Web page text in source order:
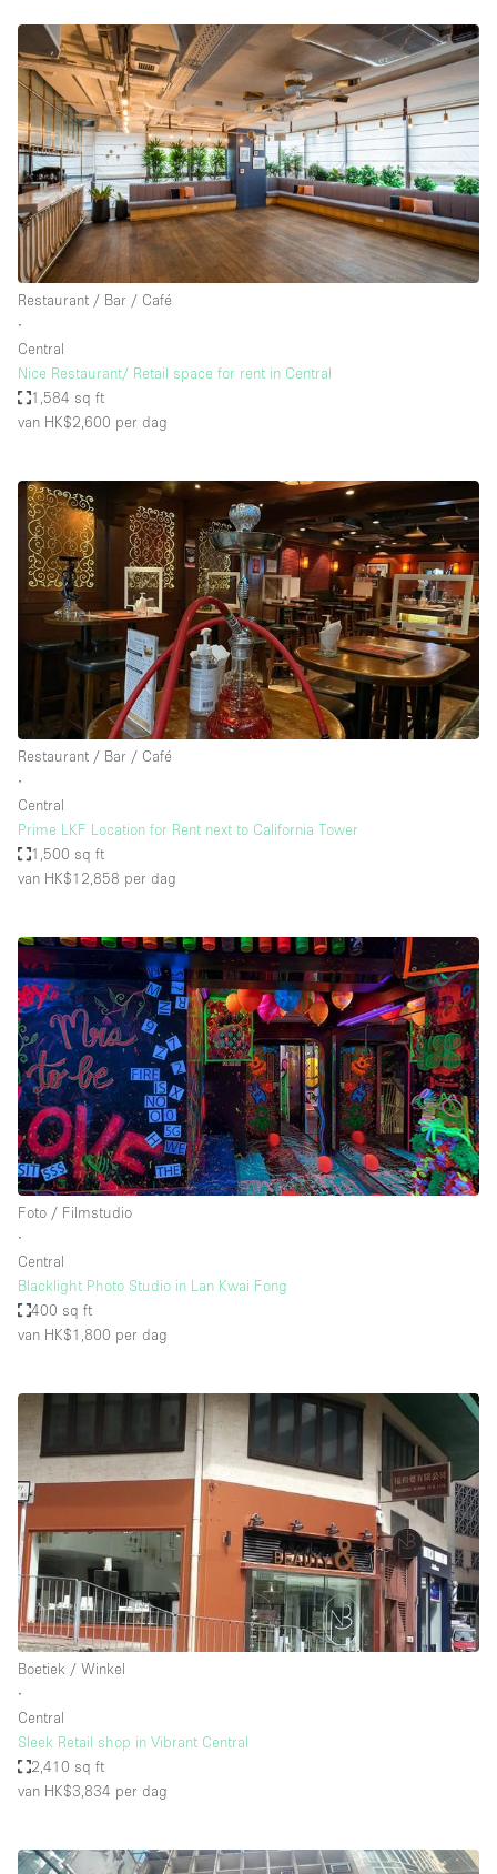
Restaurant / Bar / Café
∙
Central
Nice Restaurant/ Retail space for rent in Central
1,584 sq ft
van HK$2,600 per dag
Restaurant / Bar / Café
∙
Central
Prime LKF Location for Rent next to California Tower
1,500 sq ft
van HK$12,858 per dag
Foto / Filmstudio
∙
Central
Blacklight Photo Studio in Lan Kwai Fong
400 sq ft
van HK$1,800 per dag
Boetiek / Winkel
∙
Central
Sleek Retail shop in Vibrant Central
2,410 sq ft
van HK$3,834 per dag